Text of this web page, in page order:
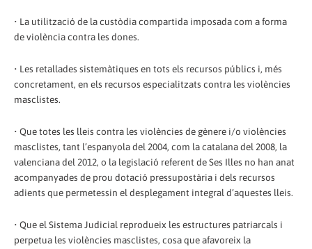
• La utilització de la custòdia compartida imposada com a forma
de violència contra les dones.
• Les retallades sistemàtiques en tots els recursos públics i, més
concretament, en els recursos especialitzats contra les violències
masclistes.
• Que totes les lleis contra les violències de gènere i/o violències
masclistes, tant l’espanyola del 2004, com la catalana del 2008, la
valenciana del 2012, o la legislació referent de Ses Illes no han anat
acompanyades de prou dotació pressupostària i dels recursos
adients que permetessin el desplegament integral d’aquestes lleis.
• Que el Sistema Judicial reprodueix les estructures patriarcals i
perpetua les violències masclistes, cosa que afavoreix la